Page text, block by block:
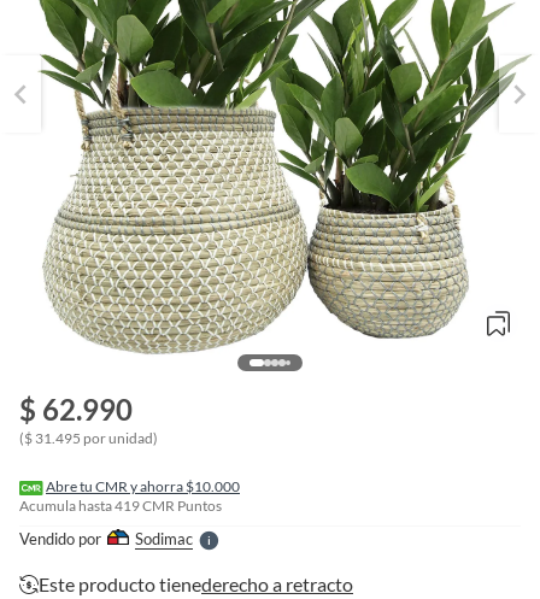
$ 62.990
($ 31.495 por unidad)
Abre tu CMR y ahorra $10.000
Acumula hasta419CMR Puntos
Vendido por SodimacS
l
l
Este producto tienederecho a retracto